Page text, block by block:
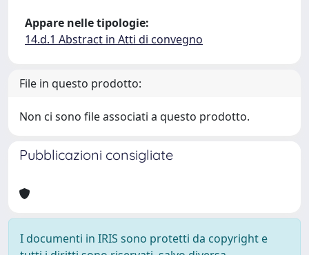
Appare nelle tipologie:
14.d.1 Abstract in Atti di convegno
File in questo prodotto:
Non ci sono file associati a questo prodotto.
Pubblicazioni consigliate
I documenti in IRIS sono protetti da copyright e